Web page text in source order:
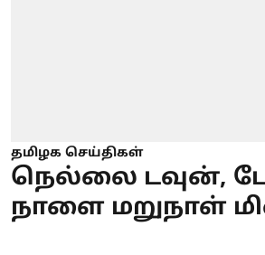
தமிழக செய்திகள்
நெல்லை டவுன்,
நாளை மறுநாள்